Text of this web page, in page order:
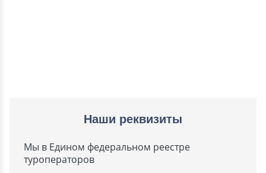
Наши реквизиты
Мы в Едином федеральном реестре
туроператоров